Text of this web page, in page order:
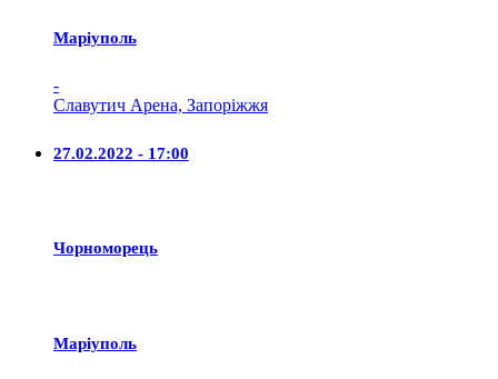
Маріуполь
-
Славутич Арена, Запоріжжя
27.02.2022 - 17:00
Чорноморець
Маріуполь